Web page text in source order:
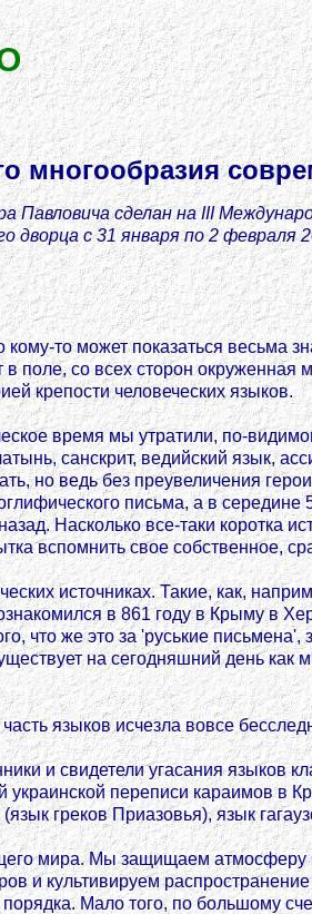
многообразия
Павловича сделан на III
дворца с 31 января по 2 февраля
то может показаться весьма
поле, со всех сторон
крепости человеческих языков.
время мы утратили, по-
санскрит, ведийский язык,
но ведь без преувеличения
письма, а в середине
Насколько все-таки коротка
вспомнить свое собственное,
источниках. Такие, как,
в 861 году в Крыму в
что же это за 'руськие
на сегодняшний день как
языков исчезла вовсе
и свидетели угасания языков
переписи караимов в
греков Приазовья), язык
мира. Мы защищаем
и культивируем
Мало того, по большому